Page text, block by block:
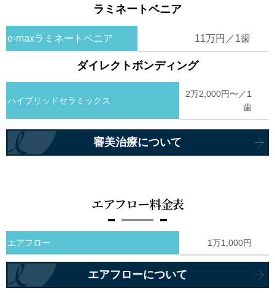
ラミネートベニア
e-maxラミネートベニア 11万円／1歯
ダイレクトボンディング
ハイブリッドセラミックス
2万2,000円〜／1
歯
審美治療について
エアフロー料金表
エアフロー 1万1,000円
エアフローについて